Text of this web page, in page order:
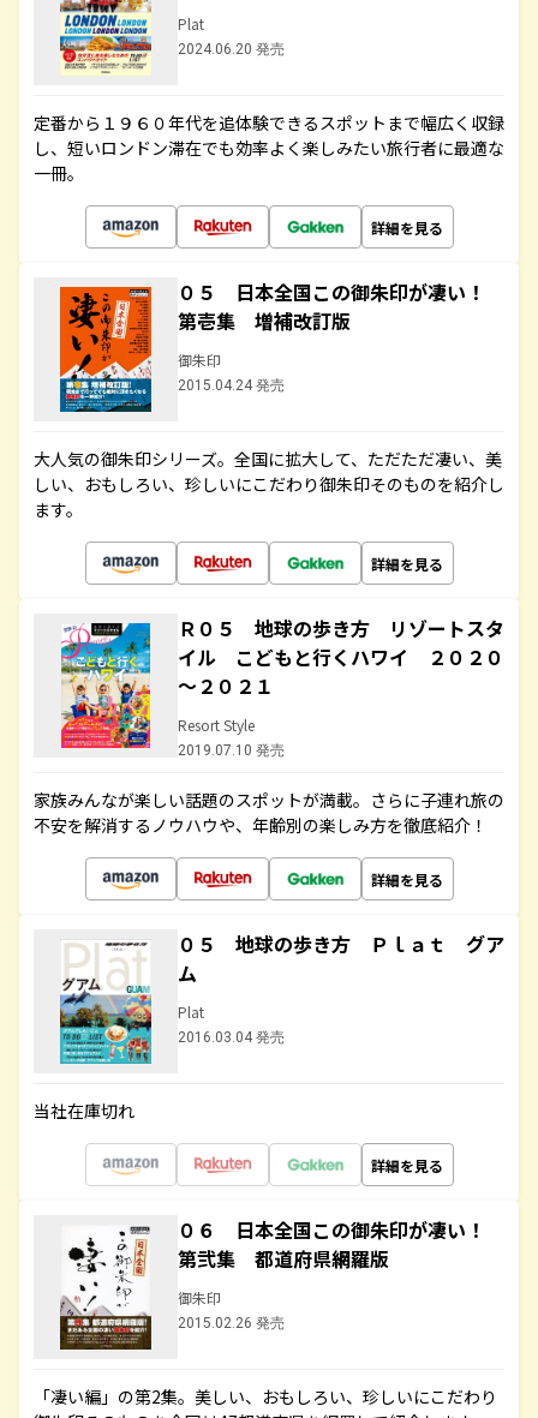
Plat
2024.06.20 発売
定番から１９６０年代を追体験できるスポットまで幅広く収録
し、短いロンドン滞在でも効率よく楽しみたい旅行者に最適な
一冊。
詳細を見る
０５ 日本全国この御朱印が凄い！
第壱集 増補改訂版
御朱印
2015.04.24 発売
大人気の御朱印シリーズ。全国に拡大して、ただただ凄い、美
しい、おもしろい、珍しいにこだわり御朱印そのものを紹介し
ます。
詳細を見る
Ｒ０５ 地球の歩き方 リゾートスタ
イル こどもと行くハワイ ２０２０
～２０２１
Resort Style
2019.07.10 発売
家族みんなが楽しい話題のスポットが満載。さらに子連れ旅の
不安を解消するノウハウや、年齢別の楽しみ方を徹底紹介！
詳細を見る
０５ 地球の歩き方 Ｐｌａｔ グア
ム
Plat
2016.03.04 発売
当社在庫切れ
詳細を見る
０６ 日本全国この御朱印が凄い！
第弐集 都道府県網羅版
御朱印
2015.02.26 発売
「凄い編」の第2集。美しい、おもしろい、珍しいにこだわり